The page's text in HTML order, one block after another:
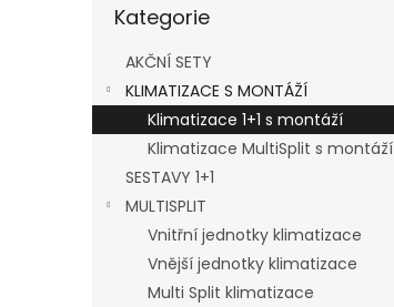
n
kategorie
Kategorie
AKČNÍ SETY
KLIMATIZACE S MONTÁŽÍ
Klimatizace 1+1 s montáží
Klimatizace MultiSplit s montáží
SESTAVY 1+1
MULTISPLIT
Vnitřní jednotky klimatizace
Vnější jednotky klimatizace
Multi Split klimatizace